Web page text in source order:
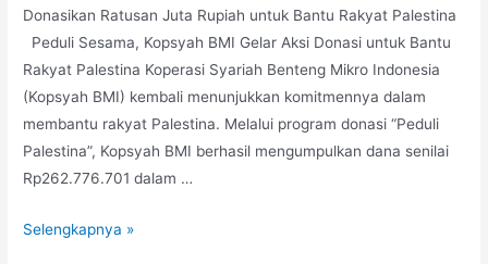
Donasikan Ratusan Juta Rupiah untuk Bantu Rakyat Palestina
Peduli Sesama, Kopsyah BMI Gelar Aksi Donasi untuk Bantu
Rakyat Palestina Koperasi Syariah Benteng Mikro Indonesia
(Kopsyah BMI) kembali menunjukkan komitmennya dalam
membantu rakyat Palestina. Melalui program donasi “Peduli
Palestina”, Kopsyah BMI berhasil mengumpulkan dana senilai
Rp262.776.701 dalam …
Selengkapnya »